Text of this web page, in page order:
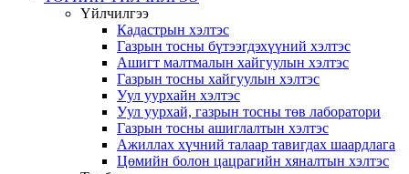
Үйлчилгээ
Кадастрын хэлтэс
Газрын тосны бүтээгдэхүүний хэлтэс
Ашигт малтмалын хайгуулын хэлтэс
Газрын тосны хайгуулын хэлтэс
Уул уурхайн хэлтэс
Уул уурхай, газрын тосны төв лаборатори
Газрын тосны ашиглалтын хэлтэс
Ажиллах хүчний талаар тавигдах шаардлага
Цөмийн болон цацрагийн хяналтын хэлтэс